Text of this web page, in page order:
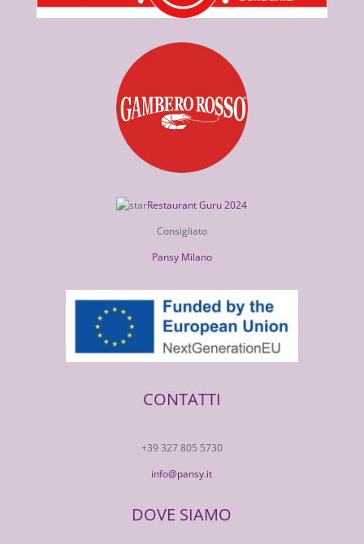
Restaurant Guru 2024
Consigliato
Pansy Milano
CONTATTI
+39 327 805 5730
info@pansy.it
DOVE SIAMO